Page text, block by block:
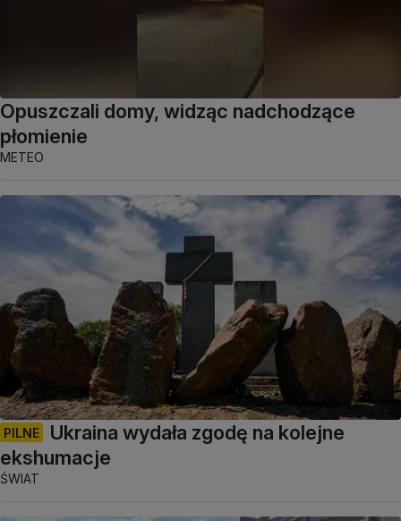
Opuszczali domy, widząc nadchodzące
płomienie
METEO
PILNE
Ukraina wydała zgodę na kolejne
ekshumacje
ŚWIAT